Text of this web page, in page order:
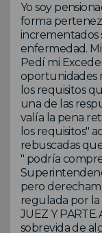
Yo soy
forma
incrementados
enfermedad.
Pedí mi
oportunidades
los requisitos
una de las
valía la pena
los requisitos"
rebuscadas
" podría
pero
regulada por la
JUEZ Y
sobrevida de